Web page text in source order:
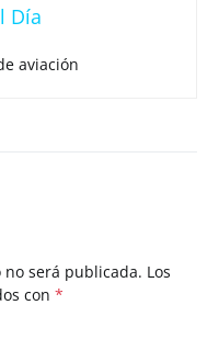
Día
aviación
será publicada. Los
con *